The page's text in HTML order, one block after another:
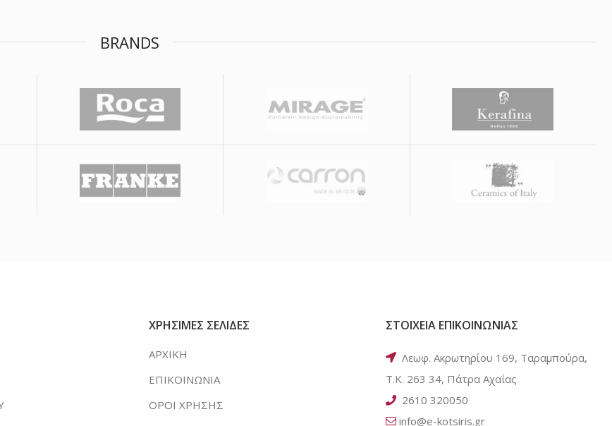
BRANDS
ΧΡΗΣΙΜΕΣ ΣΕΛΙΔΕΣ
ΑΡΧΙΚΗ
ΕΠΙΚΟΙΝΩΝΙΑ
ΟΡΟΙ ΧΡΗΣΗΣ
ΣΤΟΙΧΕΙΑ ΕΠΙΚΟΙΝΩΝΙΑΣ
Λεωφ. Ακρωτηρίου 169, Ταραμπούρα,
Τ.Κ. 263 34, Πάτρα Αχαΐας
2610 320050
info@e-kotsiris.gr